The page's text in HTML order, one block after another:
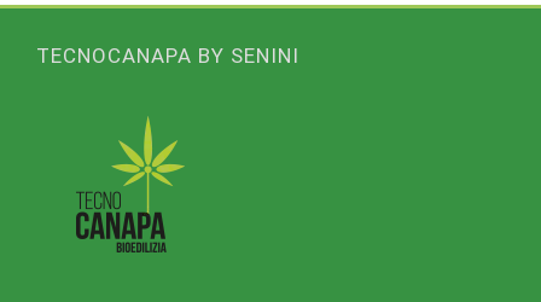
TECNOCANAPA BY SENINI